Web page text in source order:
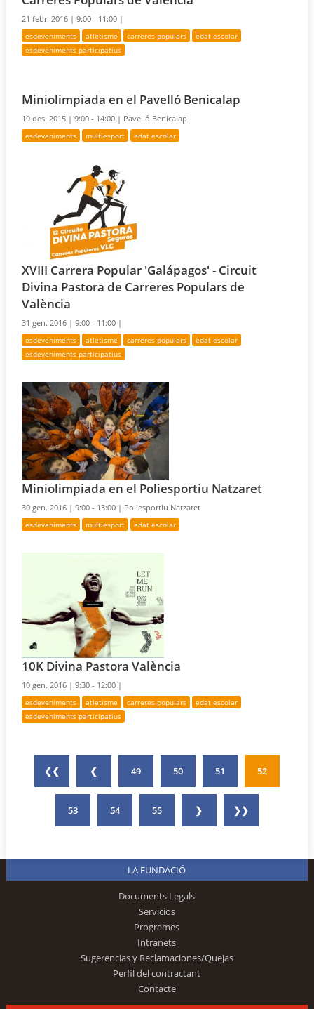
21 febr. 2016 |9:00 - 11:00 |
esdeveniments atletisme carreres populars
edat escolar
esdeveniments participatius
Miniolimpiada en el Pavelló Benicalap
19 des. 2015 |9:00 - 14:00 | Pavelló Benicalap
esdeveniments multiesport edat escolar
XVIII Carrera Popular 'Galápagos' - Circuit
Divina Pastora de Carreres Populars de
València
31 gen. 2016 |9:00 - 11:00 |
esdeveniments atletisme carreres populars
edat escolar
esdeveniments participatius
Miniolimpiada en el Poliesportiu Natzaret
30 gen. 2016 |9:00 - 13:00 | Poliesportiu Natzaret
esdeveniments multiesport edat escolar
10K Divina Pastora València
10 gen. 2016 |9:30 - 12:00 |
esdeveniments atletisme carreres populars
edat escolar
esdeveniments participatius
❮❮ ❮ 49 50 51 52
53 54 55 ❯ ❯❯
LA FUNDACIÓ
Documents Legals
Servicios
Programes
Intranets
Sugerencias y Reclamaciones/Quejas
Perfil del contractant
Contacte